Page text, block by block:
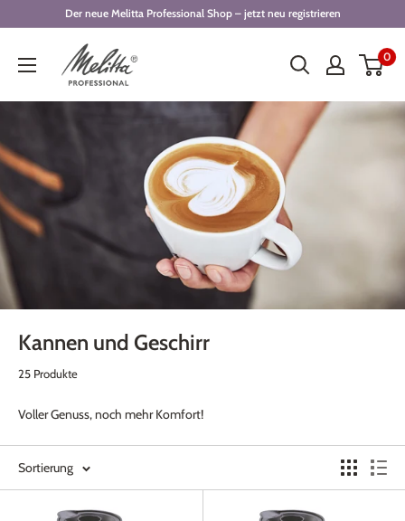
Inhalt
Der neue Melitta Professional Shop – jetzt neu registrieren
Melitta
Professional
Shop
0
Kannen und Geschirr
25 Produkte
Voller Genuss, noch mehr Komfort!
Sortierung